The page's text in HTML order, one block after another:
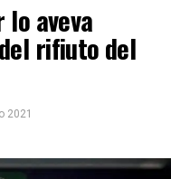
aveva
rifiuto del
2021